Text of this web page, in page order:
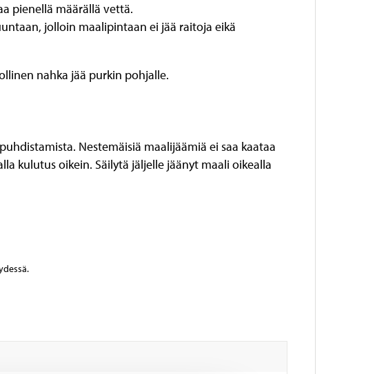
pienellä määrällä vettä.
jolloin maalipintaan ei jää raitoja eikä
nahka jää purkin pohjalle.
Nestemäisiä maalijäämiä ei saa kaataa
kulutus oikein. Säilytä jäljelle jäänyt maali oikealla